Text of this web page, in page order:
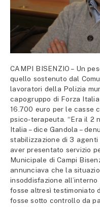
CAMPI BISENZIO – Un
quello sostenuto dal
lavoratori della Polizia
capogruppo di Forza
16.700 euro per le casse
psico-terapeuta. “Era il 2
Italia – dice Gandola –
stabilizzazione di 3
aver presentato servizio
Municipale di Campi
annunciava che la
insoddisfazione
fosse altresì testimoniato
fosse sotto controllo da